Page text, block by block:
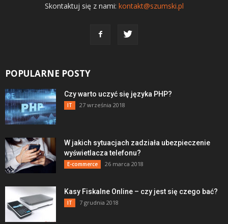
Skontaktuj się z nami: kontakt@szumski.pl
POPULARNE POSTY
Czy warto uczyć się języka PHP?
IT 27 września 2018
W jakich sytuacjach zadziała ubezpieczenie
wyświetlacza telefonu?
E-commerce 26 marca 2018
Kasy Fiskalne Online – czy jest się czego bać?
IT 7 grudnia 2018